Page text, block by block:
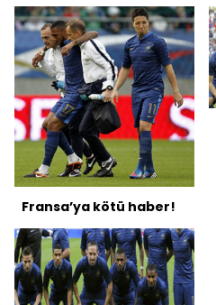
Fransa’ya kötü haber!